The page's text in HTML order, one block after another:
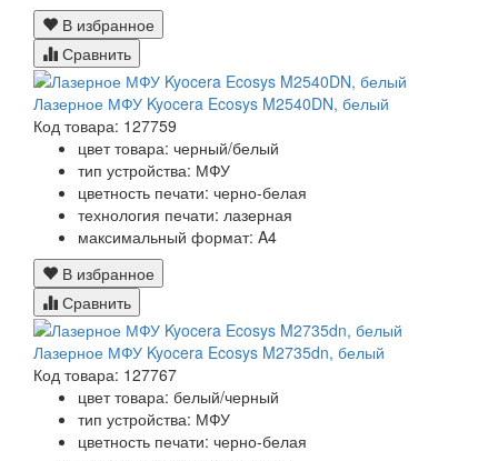
В избранное
Сравнить
Лазерное МФУ Kyocera Ecosys M2540DN, белый
Код товара: 127759
цвет товара: черный/белый
тип устройства: МФУ
цветность печати: черно-белая
технология печати: лазерная
максимальный формат: A4
В избранное
Сравнить
Лазерное МФУ Kyocera Ecosys M2735dn, белый
Код товара: 127767
цвет товара: белый/черный
тип устройства: МФУ
цветность печати: черно-белая